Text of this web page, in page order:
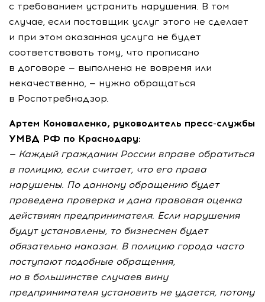
с требованием устранить нарушения. В том
случае, если поставщик услуг этого не сделает
и при этом оказанная услуга не будет
соответствовать тому, что прописано
в договоре — выполнена не вовремя или
некачественно, — нужно обращаться
в Роспотребнадзор.
Артем Коноваленко, руководитель пресс-службы
УМВД РФ по Краснодару:
— Каждый гражданин России вправе обратиться
в полицию, если считает, что его права
нарушены. По данному обращению будет
проведена проверка и дана правовая оценка
действиям предпринимателя. Если нарушения
будут установлены, то бизнесмен будет
обязательно наказан. В полицию города часто
поступают подобные обращения,
но в большинстве случаев вину
предпринимателя установить не удается, потому